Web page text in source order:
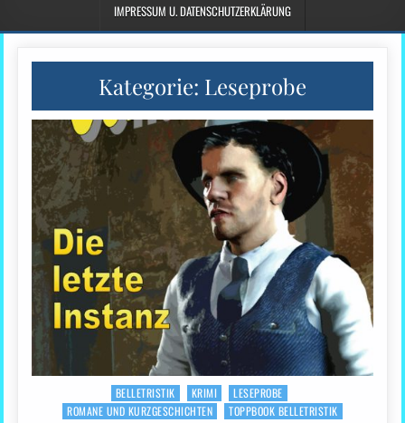
IMPRESSUM U. DATENSCHUTZERKLÄRUNG
Kategorie: Leseprobe
Posted
in
BELLETRISTIK KRIMI
LESEPROBE
ROMANE UND KURZGESCHICHTEN
TOPPBOOK BELLETRISTIK